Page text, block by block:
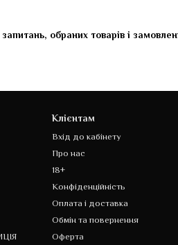
обраних товарів і
Клієнтам
Вхід до кабінету
Про нас
18+
Конфіденційність
Оплата і доставка
Обмін та повернення
Оферта